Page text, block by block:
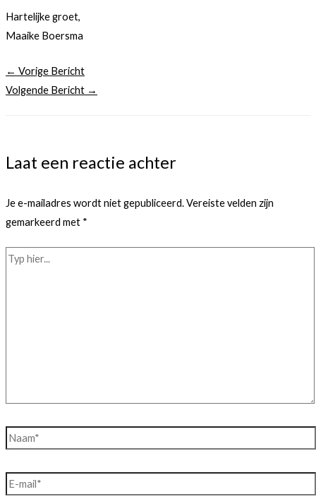
Hartelijke groet,
Maaike Boersma
← Vorige Bericht
Volgende Bericht →
Laat een reactie achter
Je e-mailadres wordt niet gepubliceerd.Vereiste velden zijn
gemarkeerd met *
Typ
Naam*
E-